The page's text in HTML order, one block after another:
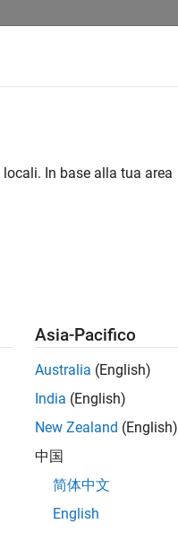
In base alla tua area
Asia-Pacifico
Australia (English)
India (English)
New Zealand (English)
中国
简体中文
English